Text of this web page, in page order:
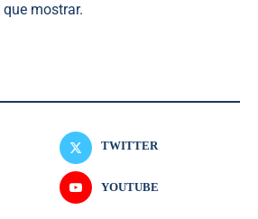
mostrar.
TWITTER
YOUTUBE